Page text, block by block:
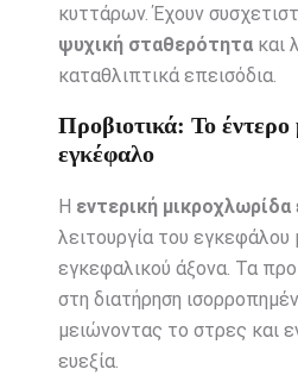
κυττάρων. Έχουν
ψυχική σταθερότητακαι
καταθλιπτικά επεισόδια.
Προβιοτικά: Το έντερο
εγκέφαλο
Η εντερική μικροχλωρίδα
λειτουργία του
εγκεφαλικού άξονα. Τα
στη διατήρηση
μειώνοντας το στρες και
ευεξία.